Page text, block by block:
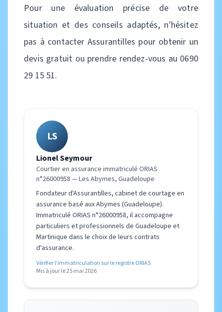
Pour une évaluation précise de votre
situation et des conseils adaptés, n'hésitez
pas à contacter Assurantilles pour obtenir un
devis gratuit ou prendre rendez-vous au 0690
29 15 51.
LS
Lionel Seymour
Courtier en assurance immatriculé ORIAS
n°26000958 — Les Abymes, Guadeloupe
Fondateur d'Assurantilles, cabinet de courtage en
assurance basé aux Abymes (Guadeloupe).
Immatriculé ORIAS n°26000958, il accompagne
particuliers et professionnels de Guadeloupe et
Martinique dans le choix de leurs contrats
d'assurance.
Vérifier l'immatriculation sur le registre ORIAS
Mis à jour le 25 mai 2026